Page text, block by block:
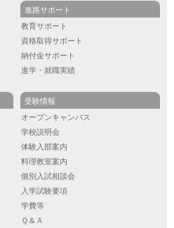
進路サポート
教育サポート
資格取得サポート
納付金サポート
進学・就職実績
受験情報
オープンキャンパス
学校説明会
体験入部案内
料理教室案内
個別入試相談会
入学試験要項
学費等
Ｑ＆Ａ